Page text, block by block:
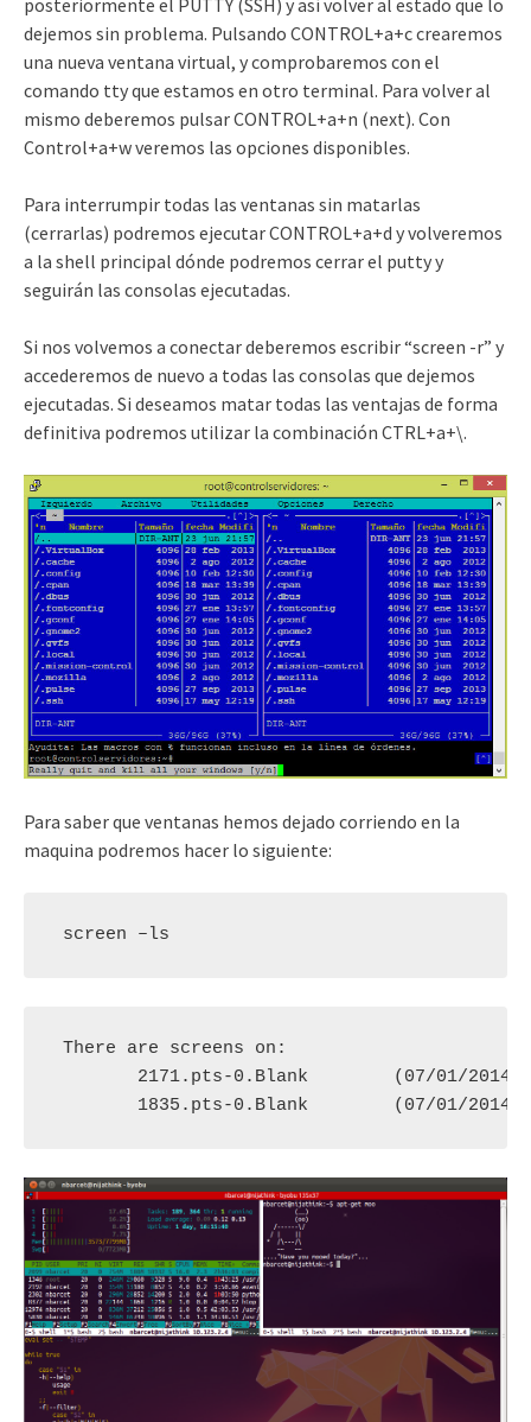
dejemos sin problema. Pulsando CONTROL+a+c crearemos
una nueva ventana virtual, y comprobaremos con el
comando tty que estamos en otro terminal. Para volver al
mismo deberemos pulsar CONTROL+a+n (next). Con
Control+a+w veremos las opciones disponibles.
Para interrumpir todas las ventanas sin matarlas
(cerrarlas) podremos ejecutar CONTROL+a+d y volveremos
a la shell principal dónde podremos cerrar el putty y
seguirán las consolas ejecutadas.
Si nos volvemos a conectar deberemos escribir “screen -r” y
accederemos de nuevo a todas las consolas que dejemos
ejecutadas. Si deseamos matar todas las ventajas de forma
definitiva podremos utilizar la combinación CTRL+a+\.
Para saber que ventanas hemos dejado corriendo en la
maquina podremos hacer lo siguiente:
screen –ls
There are screens on:
1835.pts-0.Blank